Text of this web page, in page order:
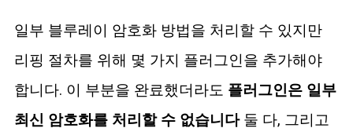
일부 블루레이 암호화 방법을 처리할 수 있지만
리핑 절차를 위해 몇 가지 플러그인을 추가해야
합니다. 이 부분을 완료했더라도 플러그인은 일부
최신 암호화를 처리할 수 없습니다둘 다, 그리고